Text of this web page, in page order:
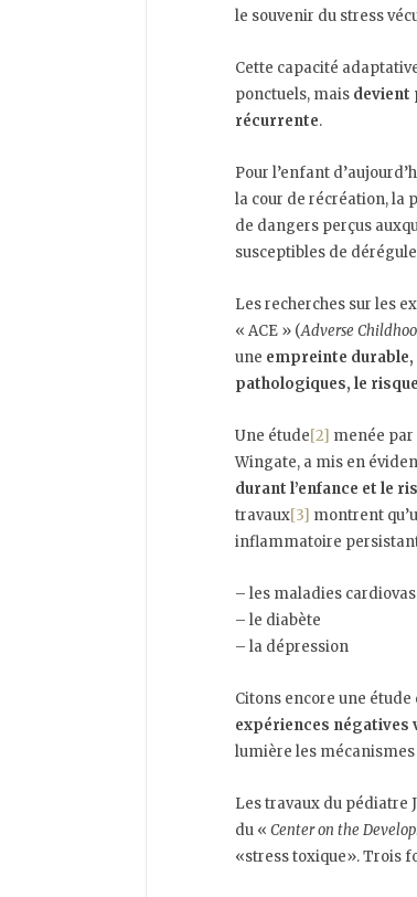
le souvenir du stress
Cette capacité
ponctuels, mais devient
récurrente.
Pour l’enfant
la cour de récréation, la
de dangers perçus
susceptibles de
Les recherches sur les
« ACE » (Adverse
une empreinte
pathologiques, le
Une étude[2] menée par
Wingate, a mis en
durant l’enfance et le
travaux[3] montrent
inflammatoire
– les maladies
– le diabète
– la dépression
Citons encore une étude
expériences négatives
lumière les
Les travaux du pédiatre
du « Center on the
«stress toxique». Trois